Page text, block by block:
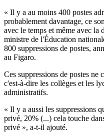
« Il y a au moins 400 postes
probablement davantage, ce
avec le temps et même avec la
ministre de l'Éducation
800 suppressions de postes,
au Figaro.
Ces suppressions de postes ne
c'est-à-dire les collèges et les
administratifs.
« Il y a aussi les suppressions
privé, 20% (...) cela touche
privé », a-t-il ajouté.